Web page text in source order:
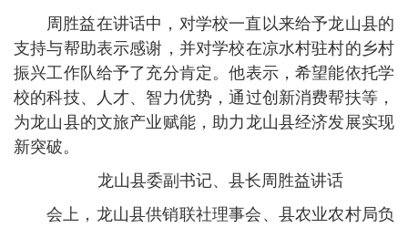
周胜益在讲话中，对学校一直以来给予龙山县的
支持与帮助表示感谢，并对学校在凉水村驻村的乡村
振兴工作队给予了充分肯定。他表示，希望能依托学
校的科技、人才、智力优势，通过创新消费帮扶等，
为龙山县的文旅产业赋能，助力龙山县经济发展实现
新突破。
龙山县委副书记、县长周胜益讲话
会上，龙山县供销联社理事会、县农业农村局负